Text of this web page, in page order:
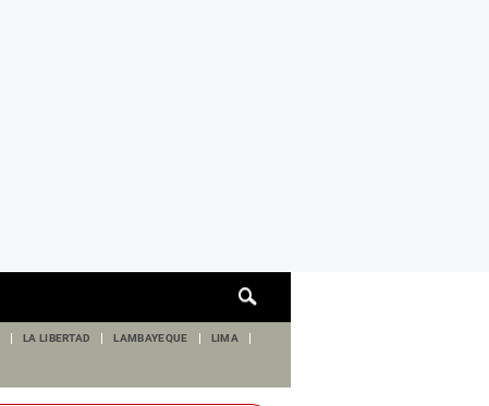
de
LA LIBERTAD LAMBAYEQUE LIMA